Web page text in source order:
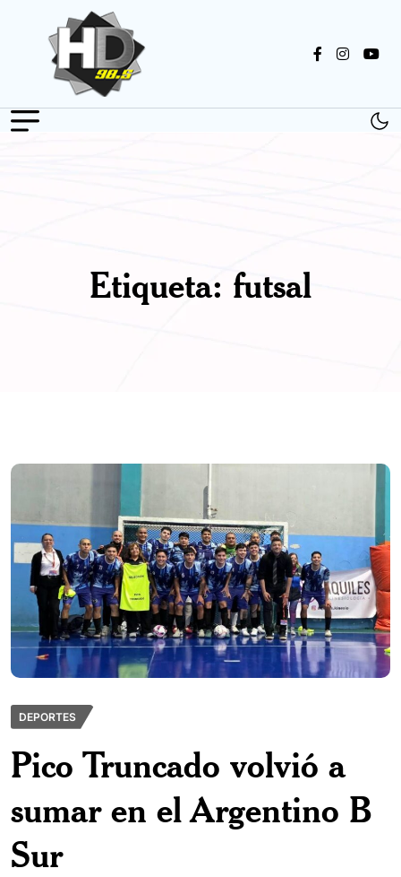
Etiqueta: futsal
DEPORTES
Pico Truncado volvió a
sumar en el Argentino B
Sur